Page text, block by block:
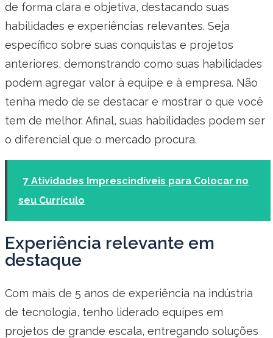
de forma clara e objetiva, destacando suas
habilidades e experiências relevantes. Seja
específico sobre suas conquistas e projetos
anteriores, demonstrando como suas habilidades
podem agregar valor à equipe e à empresa. Não
tenha medo de se destacar e mostrar o que você
tem de melhor. Afinal, suas habilidades podem ser
o diferencial que o mercado procura.
7 Atividades Imprescindíveis para Colocar no
seu Currículo
Experiência relevante em
destaque
Com mais de 5 anos de experiência na indústria
de tecnologia, tenho liderado equipes em
projetos de grande escala, entregando soluções